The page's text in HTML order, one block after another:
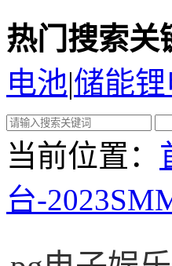
热门搜索关
电池|储能
当前位置 ：
台-